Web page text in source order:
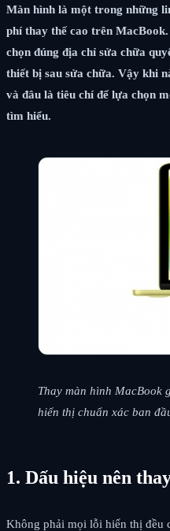
Màn hình là một trong những
phí thay thế cao trên
chọn đúng địa chỉ sửa chữa
thiết bị sau sửa chữa. Vậy khi
và đâu là tiêu chí để lựa chọn
tìm hiểu.
Thay màn hình MacBook
hiển thị chuẩn xác ban
1. Dấu hiệu nên
Không phải mọi lỗi hiển thị đều